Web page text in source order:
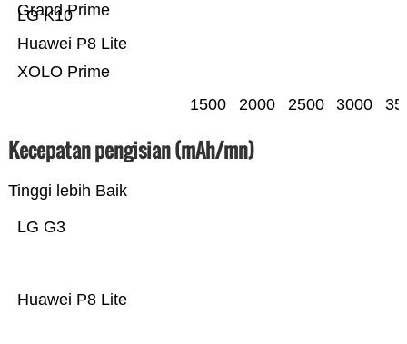
XOLO Prime
Huawei P8 Lite
LG K10
Grand Prime
1500 2000 2500 3000
Kecepatan pengisian (mAh/mn)
Tinggi lebih Baik
Huawei P8 Lite
LG G3